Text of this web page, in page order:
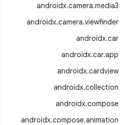
androidx.camera.media3
androidx.camera.viewfinder
androidx.car
androidx.car.app
androidx.cardview
androidx.collection
androidx.compose
androidx.compose.animation